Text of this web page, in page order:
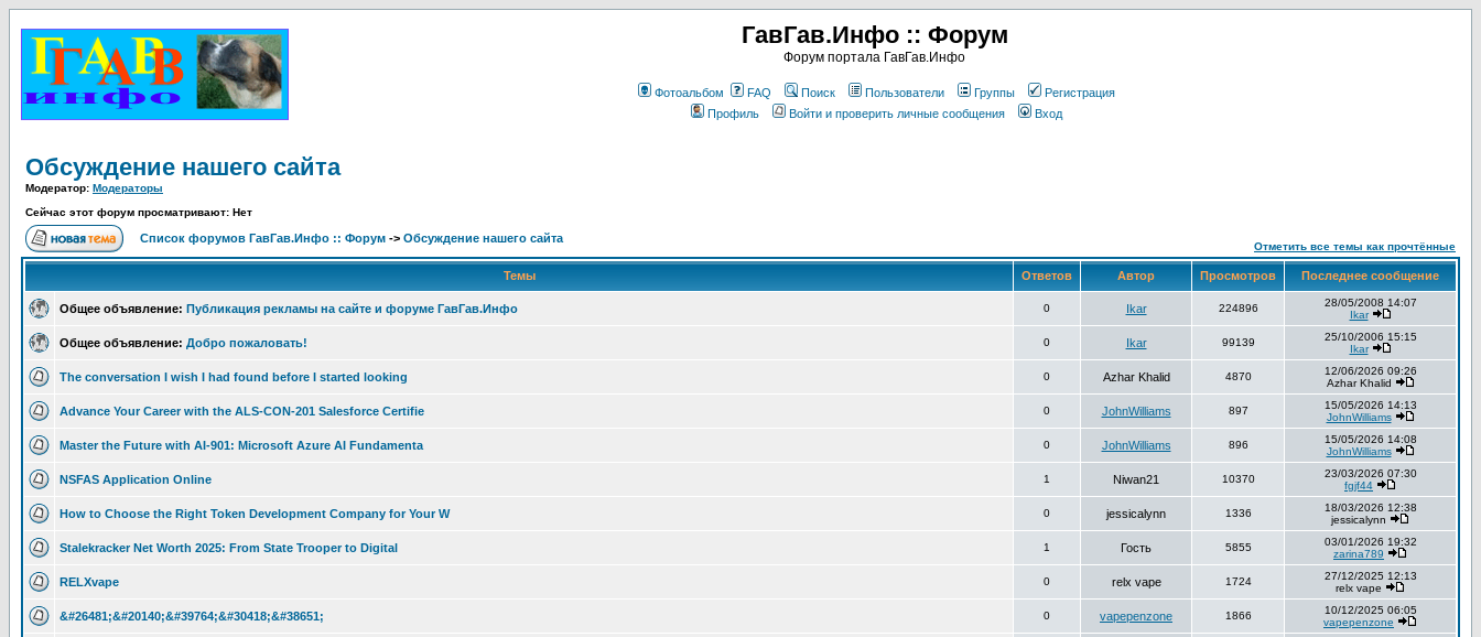
ГавГав.Инфо :: Форум
Форум портала ГавГав.Инфо
Фотоальбом FAQ Поиск Пользователи Группы
Регистрация
Профиль
Войти и проверить личные сообщения Вход
Обсуждение нашего сайта
Модератор: Модераторы
Сейчас этот форум просматривают: Нет
Список форумов ГавГав.Инфо :: Форум -> Обсуждение нашего сайта
Отметить все темы как прочтённые
Темы Ответов Автор Просмотров Последнее сообщение
Общее объявление: Публикация рекламы на сайте и форуме ГавГав.Инфо 0 Ikar 224896
28/05/2008 14:07
Ikar
Общее объявление: Добро пожаловать! 0 Ikar 99139
25/10/2006 15:15
Ikar
The conversation I wish I had found before I started looking 0 Azhar Khalid 4870
12/06/2026 09:26
Azhar Khalid
Advance Your Career with the ALS-CON-201 Salesforce Certifie 0 JohnWilliams 897
15/05/2026 14:13
JohnWilliams
Master the Future with AI-901: Microsoft Azure AI Fundamenta 0 JohnWilliams 896
15/05/2026 14:08
JohnWilliams
NSFAS Application Online 1 Niwan21 10370
23/03/2026 07:30
fgjf44
How to Choose the Right Token Development Company for Your W 0 jessicalynn 1336
18/03/2026 12:38
jessicalynn
Stalekracker Net Worth 2025: From State Trooper to Digital 1 Гость 5855
03/01/2026 19:32
zarina789
RELXvape 0 relx vape 1724
27/12/2025 12:13
relx vape
&#26481;&#20140;&#39764;&#30418;&#38651; 0 vapepenzone 1866
10/12/2025 06:05
vapepenzone